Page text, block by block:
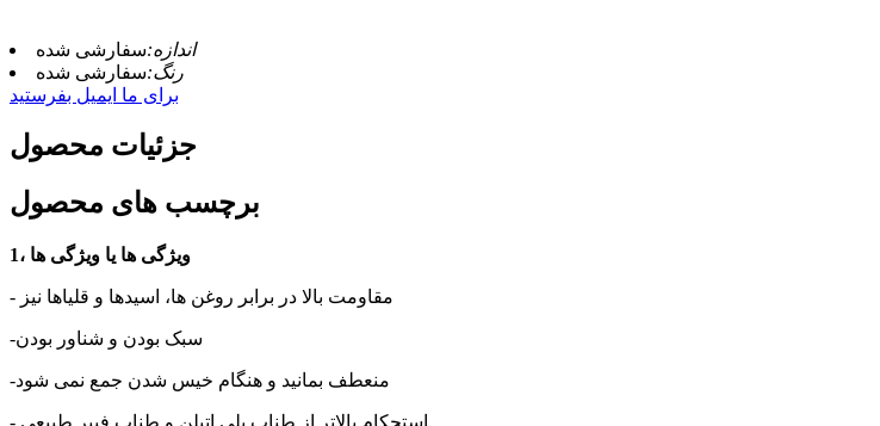
اندازه:سفارشی شده
رنگ:سفارشی شده
برای ما ایمیل بفرستید
جزئیات محصول
برچسب های محصول
1، ویژگی ها یا ویژگی ها
- مقاومت بالا در برابر روغن ها، اسیدها و قلیاها نیز
-سبک بودن و شناور بودن
-منعطف بمانید و هنگام خیس شدن جمع نمی شود